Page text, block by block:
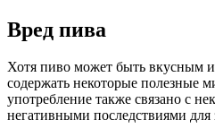
Вред пива
Хотя пиво может быть вкусным
содержать некоторые полезные
употребление также связано с
негативными последствиями